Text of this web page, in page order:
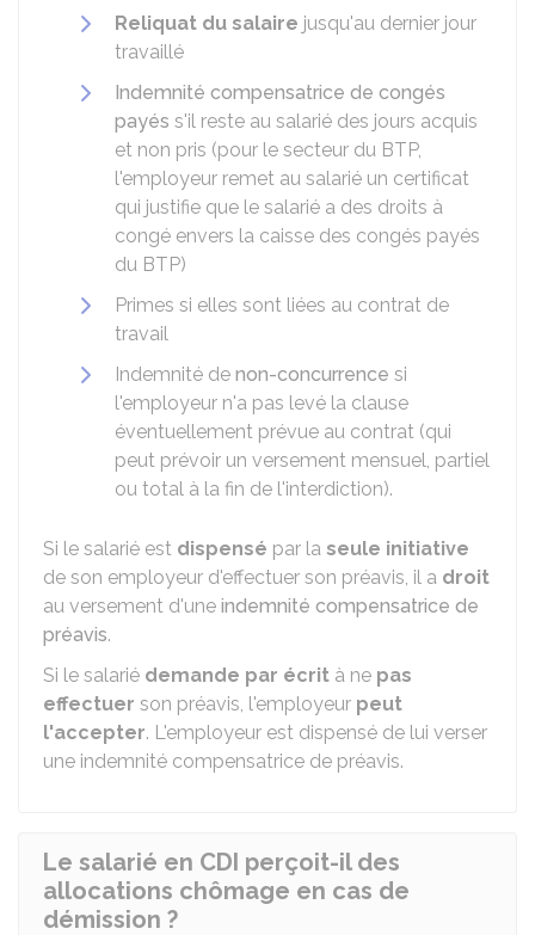
Reliquat du salaire jusqu'au dernier jour
travaillé
Indemnité compensatrice de congés
payés s'il reste au salarié des jours acquis
et non pris (pour le secteur du BTP,
l'employeur remet au salarié un certificat
qui justifie que le salarié a des droits à
congé envers la caisse des congés payés
du BTP)
Primes si elles sont liées au contrat de
travail
Indemnité de non-concurrence si
l'employeur n'a pas levé la clause
éventuellement prévue au contrat (qui
peut prévoir un versement mensuel, partiel
ou total à la fin de l'interdiction).
Si le salarié est dispensé par la seule initiative
de son employeur d'effectuer son préavis, il a droit
au versement d'une indemnité compensatrice de
préavis.
Si le salarié demande par écrit à ne pas
effectuer son préavis, l'employeur peut
l'accepter. L'employeur est dispensé de lui verser
une indemnité compensatrice de préavis.
Le salarié en CDI perçoit-il des
allocations chômage en cas de
démission ?